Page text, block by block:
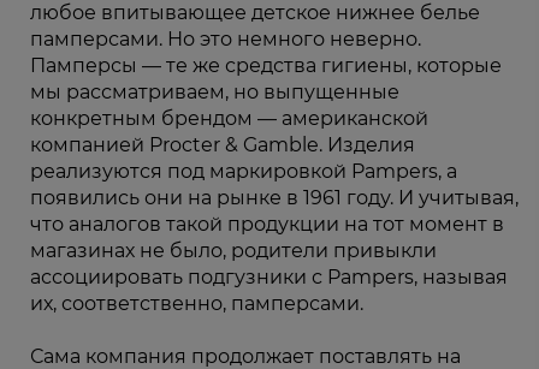
любое впитывающее детское нижнее белье
памперсами. Но это немного неверно.
Памперсы — те же средства гигиены, которые
мы рассматриваем, но выпущенные
конкретным брендом — американской
компанией Procter & Gamble. Изделия
реализуются под маркировкой Pampers, а
появились они на рынке в 1961 году. И учитывая,
что аналогов такой продукции на тот момент в
магазинах не было, родители привыкли
ассоциировать подгузники с Pampers, называя
их, соответственно, памперсами.
Сама компания продолжает поставлять на